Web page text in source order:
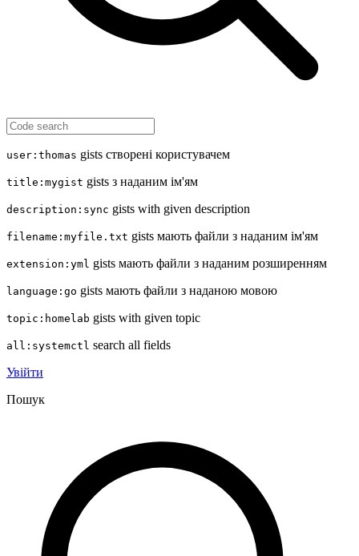
user:thomas gists створені користувачем
title:mygist gists з наданим ім'ям
description:sync gists with given description
filename:myfile.txt gists мають файли з наданим ім'ям
extension:yml gists мають файли з наданим розширенням
language:go gists мають файли з наданою мовою
topic:homelab gists with given topic
all:systemctl search all fields
Увійти
Пошук